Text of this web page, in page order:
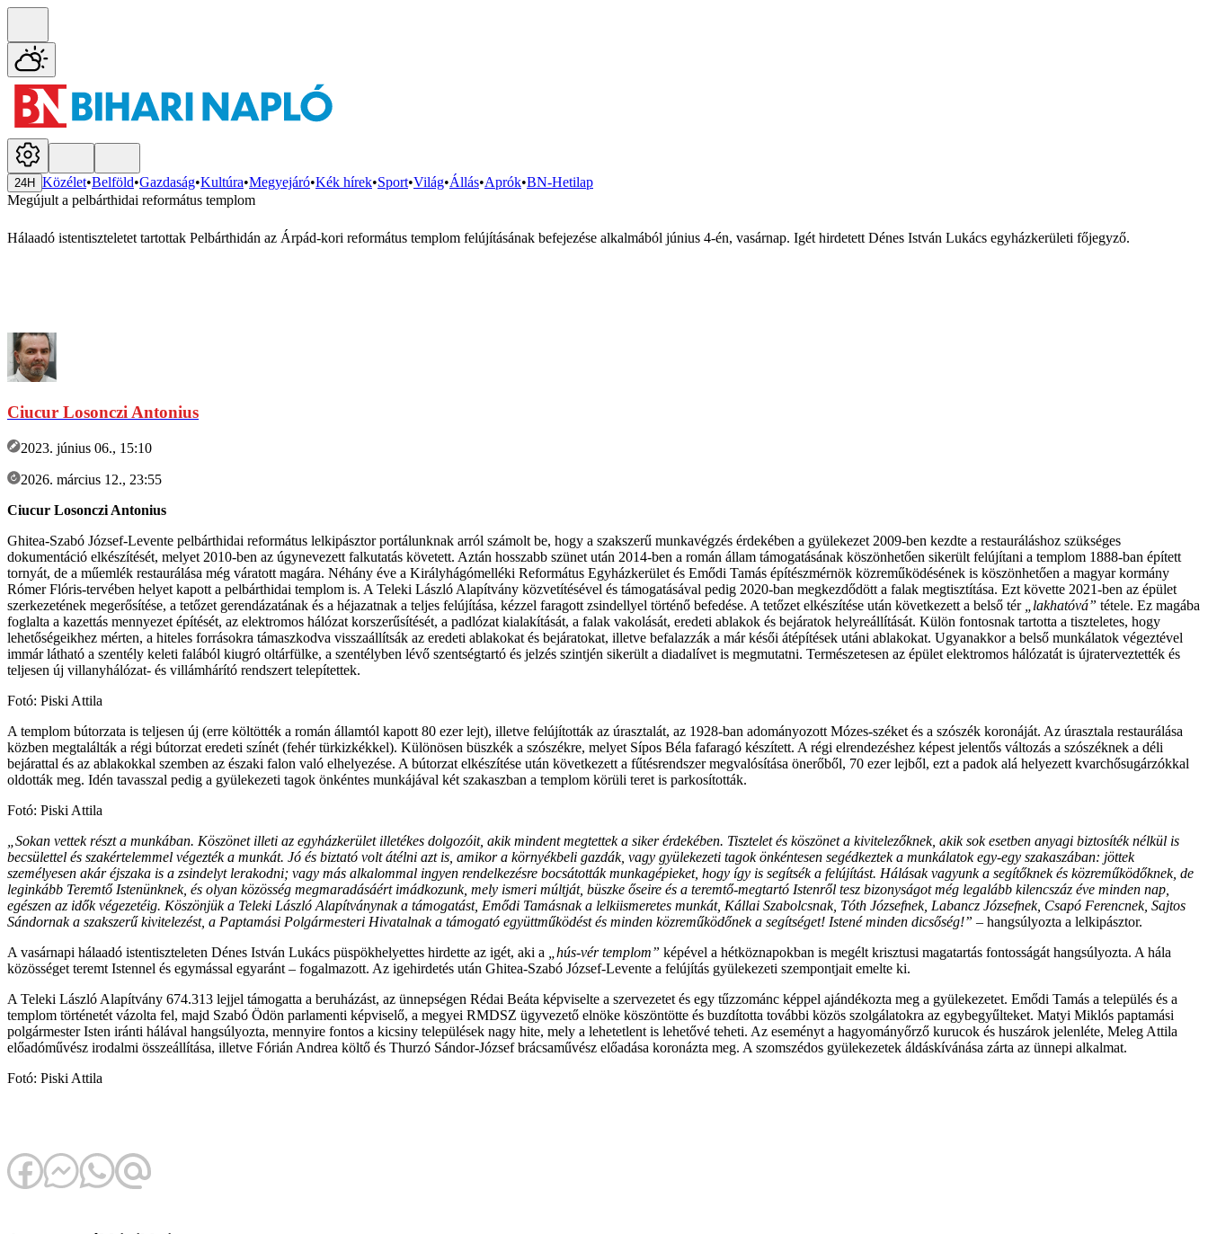
24H Közélet•Belföld•Gazdaság•Kultúra•Megyejáró•Kék hírek•Sport•Világ•Állás•Aprók•BN-Hetilap
Megújult a pelbárthidai református templom
Hálaadó istentiszteletet tartottak Pelbárthidán az Árpád-kori református templom felújításának befejezése alkalmából június 4-én, vasárnap. Igét hirdetett Dénes István Lukács egyházkerületi főjegyző.
Ciucur Losonczi Antonius
2023. június 06., 15:10
2026. március 12., 23:55
Ciucur Losonczi Antonius
Ghitea-Szabó József-Levente pelbárthidai református lelkipásztor portálunknak arról számolt be, hogy a szakszerű munkavégzés érdekében a gyülekezet 2009-ben kezdte a restauráláshoz szükséges
dokumentáció elkészítését, melyet 2010-ben az úgynevezett falkutatás követett. Aztán hosszabb szünet után 2014-ben a román állam támogatásának köszönhetően sikerült felújítani a templom 1888-ban épített
tornyát, de a műemlék restaurálása még váratott magára. Néhány éve a Királyhágómelléki Református Egyházkerület és Emődi Tamás építészmérnök közreműködésének is köszönhetően a magyar kormány
Rómer Flóris-tervében helyet kapott a pelbárthidai templom is. A Teleki László Alapítvány közvetítésével és támogatásával pedig 2020-ban megkezdődött a falak megtisztítása. Ezt követte 2021-ben az épület
szerkezetének megerősítése, a tetőzet gerendázatának és a héjazatnak a teljes felújítása, kézzel faragott zsindellyel történő befedése. A tetőzet elkészítése után következett a belső tér
„lakhatóvá” tétele. Ez magába
foglalta a kazettás mennyezet építését, az elektromos hálózat korszerűsítését, a padlózat kialakítását, a falak vakolását, eredeti ablakok és bejáratok helyreállítását. Külön fontosnak tartotta a tiszteletes, hogy
lehetőségeikhez mérten, a hiteles forrásokra támaszkodva visszaállítsák az eredeti ablakokat és bejáratokat, illetve befalazzák a már késői átépítések utáni ablakokat. Ugyanakkor a belső munkálatok végeztével
immár látható a szentély keleti falából kiugró oltárfülke, a szentélyben lévő szentségtartó és jelzés szintjén sikerült a diadalívet is megmutatni. Természetesen az épület elektromos hálózatát is újraterveztették és
teljesen új villanyhálózat- és villámhárító rendszert telepítettek.
Fotó: Piski Attila
A templom bútorzata is teljesen új (erre költötték a román államtól kapott 80 ezer lejt), illetve felújították az úrasztalát, az 1928-ban adományozott Mózes-széket és a szószék koronáját. Az úrasztala restaurálása
közben megtalálták a régi bútorzat eredeti színét (fehér türkizkékkel). Különösen büszkék a szószékre, melyet Sípos Béla fafaragó készített. A régi elrendezéshez képest jelentős változás a szószéknek a déli
bejárattal és az ablakokkal szemben az északi falon való elhelyezése. A bútorzat elkészítése után következett a fűtésrendszer megvalósítása önerőből, 70 ezer lejből, ezt a padok alá helyezett kvarchősugárzókkal
oldották meg. Idén tavasszal pedig a gyülekezeti tagok önkéntes munkájával két szakaszban a templom körüli teret is parkosították.
Fotó: Piski Attila
„Sokan vettek részt a munkában. Köszönet illeti az egyházkerület illetékes dolgozóit, akik mindent megtettek a siker érdekében. Tisztelet és köszönet a kivitelezőknek, akik sok esetben anyagi biztosíték nélkül is
becsülettel és szakértelemmel végezték a munkát. Jó és biztató volt átélni azt is, amikor a környékbeli gazdák, vagy gyülekezeti tagok önkéntesen segédkeztek a munkálatok egy-egy szakaszában: jöttek
személyesen akár éjszaka is a zsindelyt lerakodni; vagy más alkalommal ingyen rendelkezésre bocsátották munkagépieket, hogy így is segítsék a felújítást. Hálásak vagyunk a segítőknek és közreműködőknek, de
leginkább Teremtő Istenünknek, és olyan közösség megmaradásáért imádkozunk, mely ismeri múltját, büszke őseire és a teremtő-megtartó Istenről tesz bizonyságot még legalább kilencszáz éve minden nap,
egészen az idők végezetéig. Köszönjük a Teleki László Alapítványnak a támogatást, Emődi Tamásnak a lelkiismeretes munkát, Kállai Szabolcsnak, Tóth Józsefnek, Labancz Józsefnek, Csapó Ferencnek, Sajtos
Sándornak a szakszerű kivitelezést, a Paptamási Polgármesteri Hivatalnak a támogató együttműködést és minden közreműködőnek a segítséget! Istené minden dicsőség!” – hangsúlyozta a lelkipásztor.
A vasárnapi hálaadó istentiszteleten Dénes István Lukács püspökhelyettes hirdette az igét, aki a „hús-vér templom” képével a hétköznapokban is megélt krisztusi magatartás fontosságát hangsúlyozta. A hála
közösséget teremt Istennel és egymással egyaránt – fogalmazott. Az igehirdetés után Ghitea-Szabó József-Levente a felújítás gyülekezeti szempontjait emelte ki.
A Teleki László Alapítvány 674.313 lejjel támogatta a beruházást, az ünnepségen Rédai Beáta képviselte a szervezetet és egy tűzzománc képpel ajándékozta meg a gyülekezetet. Emődi Tamás a település és a
templom történetét vázolta fel, majd Szabó Ödön parlamenti képviselő, a megyei RMDSZ ügyvezető elnöke köszöntötte és buzdította további közös szolgálatokra az egybegyűlteket. Matyi Miklós paptamási
polgármester Isten iránti hálával hangsúlyozta, mennyire fontos a kicsiny települések nagy hite, mely a lehetetlent is lehetővé teheti. Az eseményt a hagyományőrző kurucok és huszárok jelenléte, Meleg Attila
előadóművész irodalmi összeállítása, illetve Fórián Andrea költő és Thurzó Sándor-József brácsaművész előadása koronázta meg. A szomszédos gyülekezetek áldáskívánása zárta az ünnepi alkalmat.
Fotó: Piski Attila